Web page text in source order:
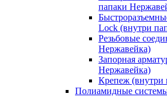
папаки
Lock (внутри
Резьбовые
Нержавейка)
Запорная
Нержавейка)
Крепеж (внутри
Полиамидные